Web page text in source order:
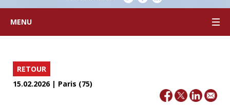
MENU
RETOUR
15.02.2026 | Paris (75)